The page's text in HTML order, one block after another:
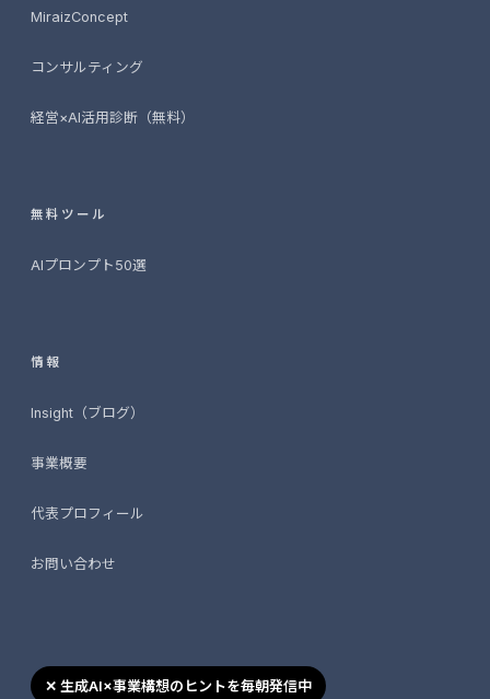
MiraizConcept
コンサルティング
経営×AI活用診断（無料）
無料ツール
AIプロンプト50選
情報
Insight（ブログ）
事業概要
代表プロフィール
お問い合わせ
✕ 生成AI×事業構想のヒントを毎朝発信中